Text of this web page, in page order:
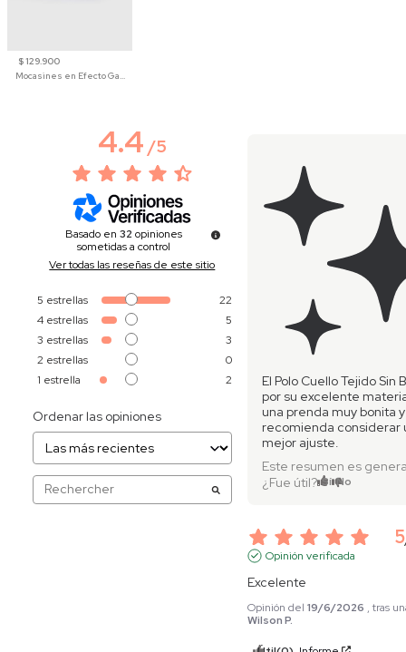
$ 129.900
Mocasines en Efecto Gamuzado Para Mujer
4.4/5
Basado en32 opiniones
sometidas a control
Ver todas las reseñas de este sitio
5 estrellas
22
4 estrellas
5
3 estrellas
3
2 estrellas
0
1 estrella 2
Ordenar las opiniones
El Polo Cuello Tejido
por su excelente
una prenda muy bonita
recomienda considerar
mejor ajuste.
Este resumen es
¿Fue útil? Sí No
5
Opinión verificada
Excelente
Opinión del19/6/2026 , tras
Wilson P.